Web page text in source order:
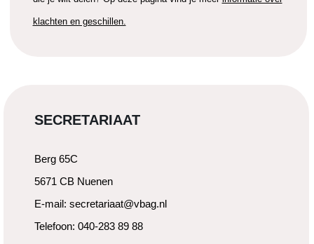
klachten en geschillen.
SECRETARIAAT
Berg 65C
5671 CB Nuenen
E-mail: secretariaat@vbag.nl
Telefoon: 040-283 89 88